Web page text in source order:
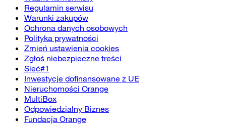
Regulamin serwisu
Warunki zakupów
Ochrona danych osobowych
Polityka prywatności
Zmień ustawienia cookies
Zgłoś niebezpieczne treści
Sieć#1
Inwestycje dofinansowane z UE
Nieruchomości Orange
MultiBox
Odpowiedzialny Biznes
Fundacja Orange